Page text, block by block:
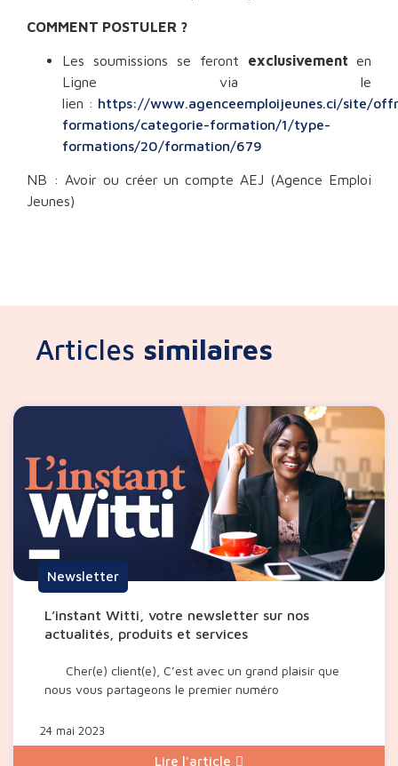
COMMENT POSTULER ?
Les soumissions se feront exclusivement en
Ligne via le
lien : https://www.agenceemploijeunes.ci/site/
formations/categorie-formation/1/type-
formations/20/formation/679
NB : Avoir ou créer un compte AEJ (Agence Emploi
Jeunes)
Articles similaires
Newsletter
L’instant Witti, votre newsletter sur nos
actualités, produits et services
Cher(e) client(e), C’est avec un grand plaisir que
nous vous partageons le premier numéro
24 mai 2023
Lire l'article